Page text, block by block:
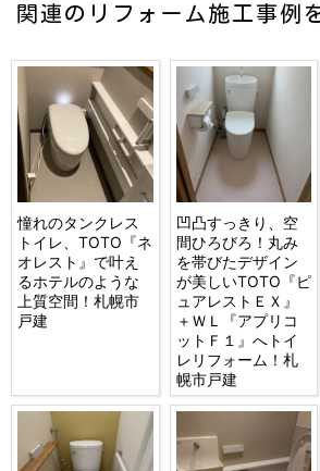
関連のリフォーム施工事例
憧れのタンクレス
トイレ、TOTO『ネ
オレスト』で叶え
るホテルのような
上質空間！札幌市
戸建
凹凸すっきり、空
間ひろびろ！丸み
を帯びたデザイン
が美しいTOTO『ピ
ュアレストＥＸ』
＋ＷＬ『アプリコ
ットＦ１』へトイ
レリフォーム！札
幌市戸建